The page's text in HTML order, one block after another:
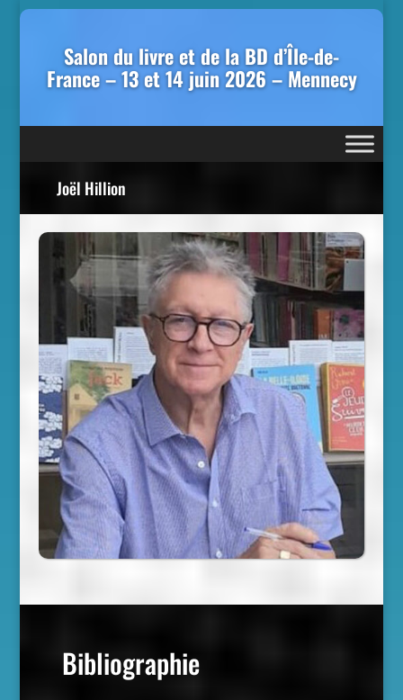
Salon du livre et de la BD d’Île-de-
France – 13 et 14 juin 2026 – Mennecy
Joël Hillion
Bibliographie